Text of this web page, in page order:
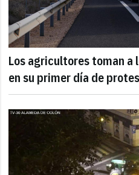
Los agricultores toman a
en su primer día de